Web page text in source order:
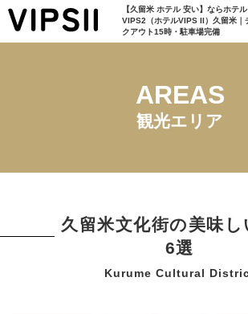
【久留米 ホテル 安い】ならホテル
VIPS2（ホテルVIPS II）久留米｜
クアウト15時・駐車場完備
AREAS
観光エリア
久留米文化街の美味し
6選
Kurume Cultural